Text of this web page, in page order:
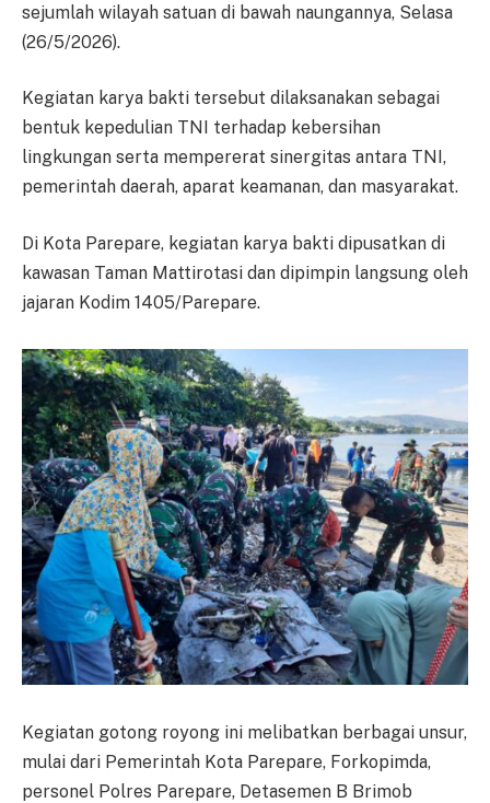
sejumlah wilayah satuan di bawah naungannya, Selasa
(26/5/2026).
Kegiatan karya bakti tersebut dilaksanakan sebagai
bentuk kepedulian TNI terhadap kebersihan
lingkungan serta mempererat sinergitas antara TNI,
pemerintah daerah, aparat keamanan, dan masyarakat.
Di Kota Parepare, kegiatan karya bakti dipusatkan di
kawasan Taman Mattirotasi dan dipimpin langsung oleh
jajaran Kodim 1405/Parepare.
Kegiatan gotong royong ini melibatkan berbagai unsur,
mulai dari Pemerintah Kota Parepare, Forkopimda,
personel Polres Parepare, Detasemen B Brimob